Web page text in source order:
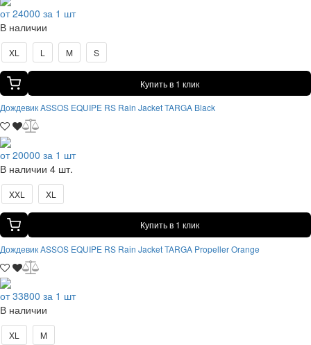
от 24000 за 1 шт
В наличии
XL L M S
Купить в 1 клик
Дождевик ASSOS EQUIPE RS Rain Jacket TARGA Black
от 20000 за 1 шт
В наличии 4 шт.
XXL XL
Купить в 1 клик
Дождевик ASSOS EQUIPE RS Rain Jacket TARGA Propeller Orange
от 33800 за 1 шт
В наличии
XL M